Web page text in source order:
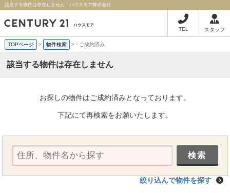
該当する物件は存在しません｜ハウスモア株式会社
TEL スタッフ
TOPページ > 物件検索 >- ご成約済み
該当する物件は存在しません
お探しの物件はご成約済みとなっております。
下記にて再検索をお願いたします。
絞り込んで物件を探す